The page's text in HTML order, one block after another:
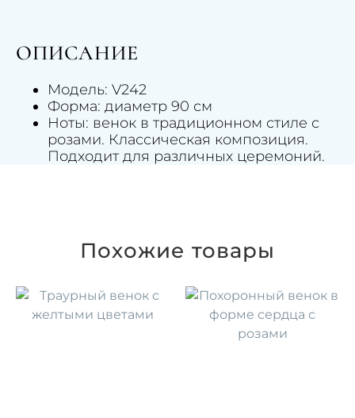
ОПИСАНИЕ
Модель: V242
Форма: диаметр 90 см
Ноты: венок в традиционном стиле с
розами. Классическая композиция.
Подходит для различных церемоний.
Похожие товары